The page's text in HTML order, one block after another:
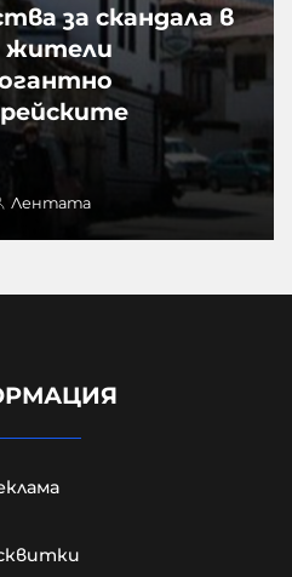
за скандала в
жители
Лентата